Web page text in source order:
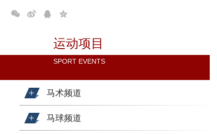
运动项目
SPORT EVENTS
马术频道
马球频道